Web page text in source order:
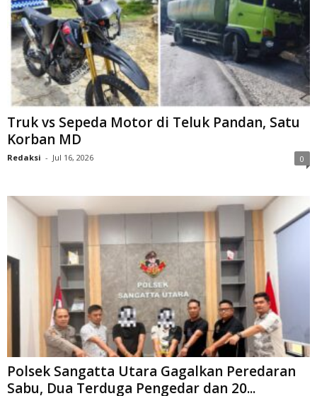
Truk vs Sepeda Motor di Teluk Pandan, Satu
Korban MD
Redaksi - Jul 16, 2026 0
Polsek Sangatta Utara Gagalkan Peredaran
Sabu, Dua Terduga Pengedar dan 20...